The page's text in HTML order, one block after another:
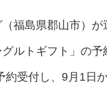
福島県郡山市）が
グルトギフト」の
約受付し、9月1日